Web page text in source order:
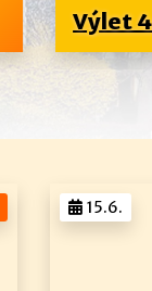
Výlet
15.6.